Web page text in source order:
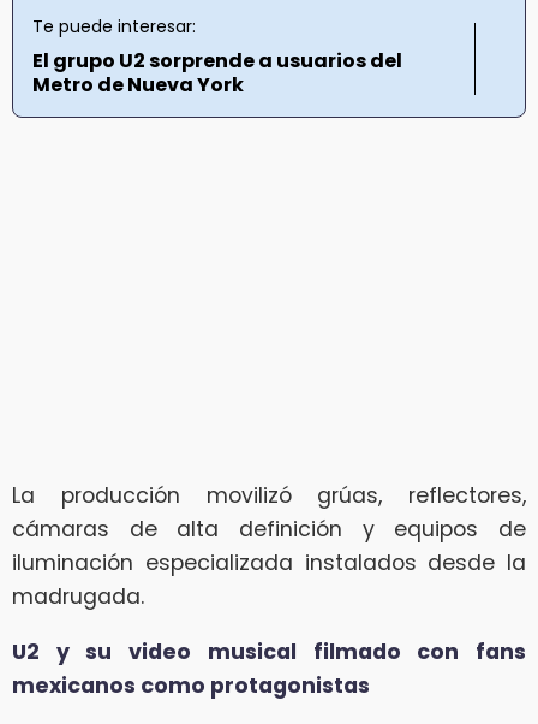
Te puede interesar:
El grupo U2 sorprende a usuarios del
Metro de Nueva York
La producción movilizó grúas, reflectores,
cámaras de alta definición y equipos de
iluminación especializada instalados desde la
madrugada.
U2 y su video musical filmado con fans
mexicanos como protagonistas